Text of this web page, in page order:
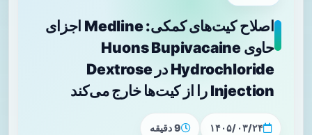
اصلاح کیت‌های کمکی: Medline اجزای
حاوی Huons Bupivacaine
Hydrochloride در Dextrose
Injection را از کیت‌ها خارج می‌کند
۱۴۰۵/۰۳/۲۴ 9 دقیقه